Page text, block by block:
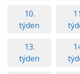
10.
týden
13.
týden